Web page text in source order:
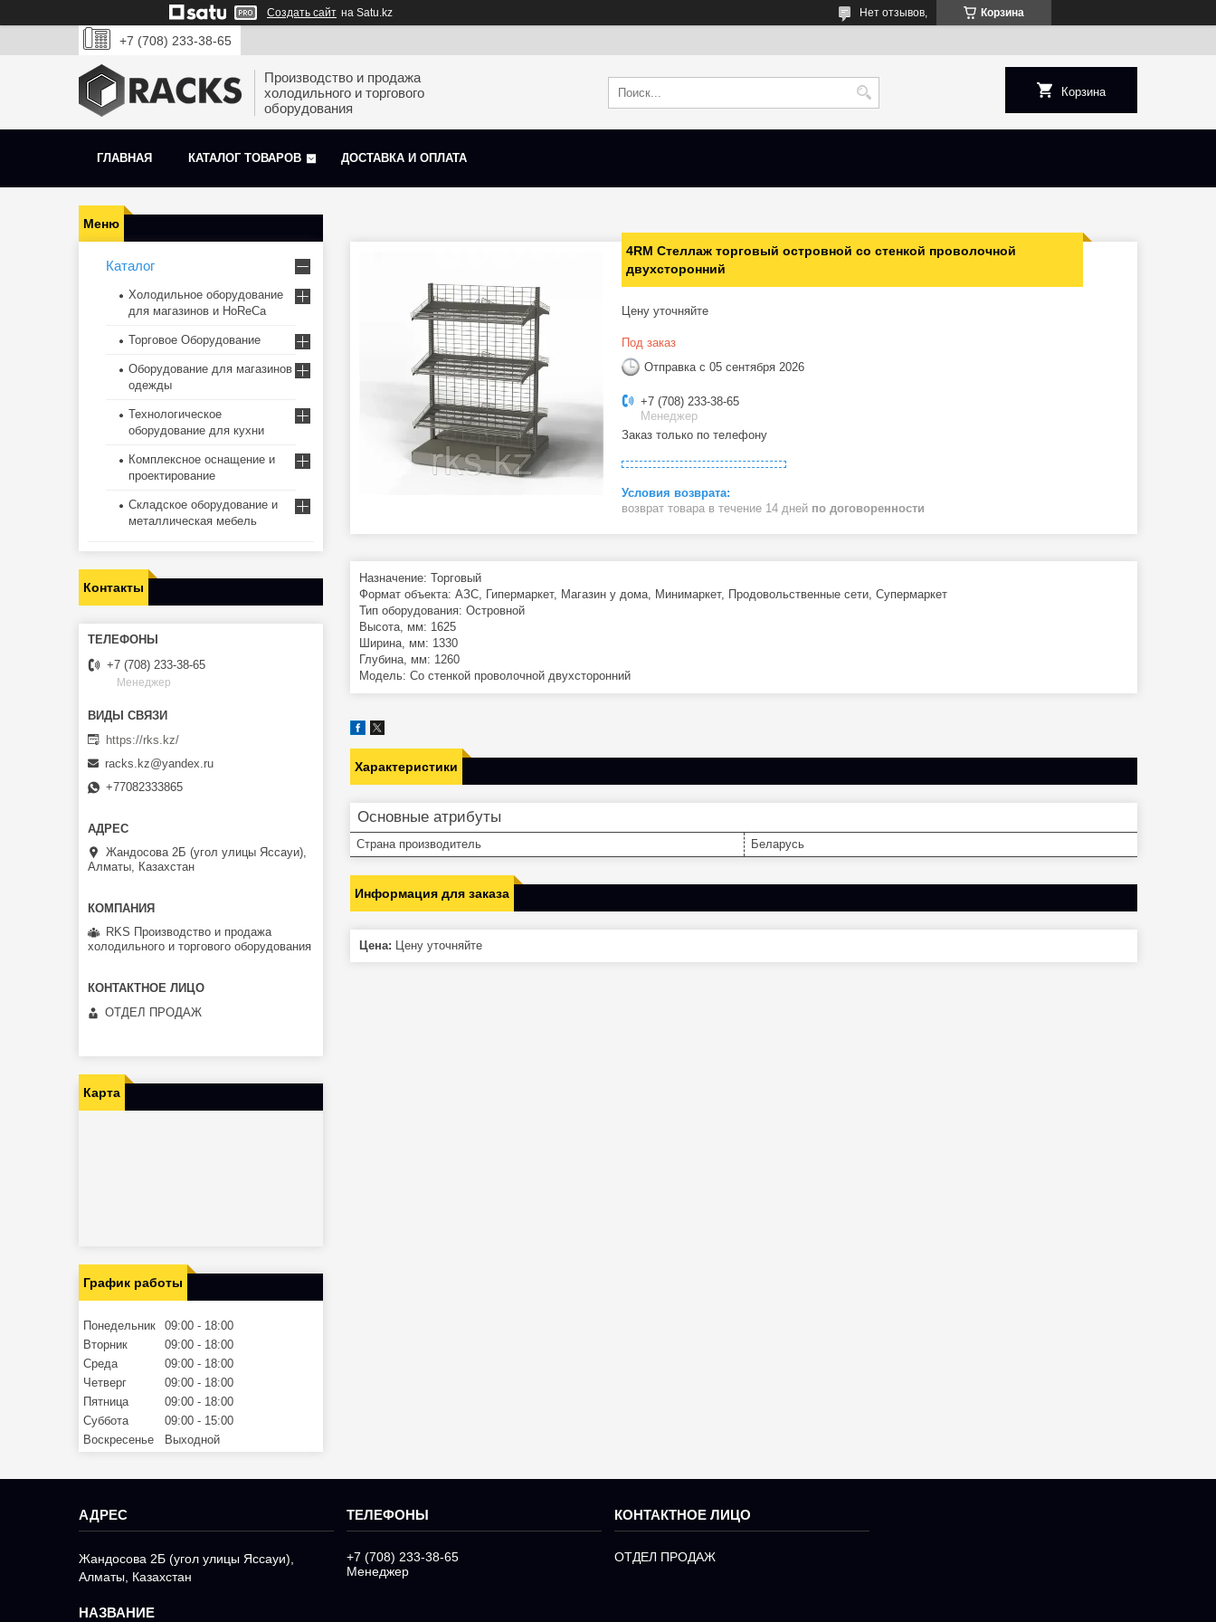
Создать сайт на Satu.kz Корзина
Нет отзывов,
+7 (708) 233-38-65
Производство и продажа
холодильного и торгового
оборудования
Корзина
ГЛАВНАЯ КАТАЛОГ ТОВАРОВ ДОСТАВКА И ОПЛАТА
4RM Стеллаж торговый островной со стенкой проволочной
двухсторонний
Цену уточняйте
Под заказ
Отправка с 05 сентября 2026
+7 (708) 233-38-65
Менеджер
Заказ только по телефону
возврат товара в течение 14 дней по договоренности
Назначение: Торговый
Формат объекта: АЗС, Гипермаркет, Магазин у дома, Минимаркет, Продовольственные сети, Супермаркет
Тип оборудования: Островной
Высота, мм: 1625
Ширина, мм: 1330
Глубина, мм: 1260
Модель: Со стенкой проволочной двухсторонний
Характеристики
Основные атрибуты
Страна производитель Беларусь
Информация для заказа
Цена: Цену уточняйте
Каталог
Холодильное оборудование
для магазинов и HoReCa
Торговое Оборудование
Оборудование для магазинов
одежды
Технологическое
оборудование для кухни
Комплексное оснащение и
проектирование
Складское оборудование и
металлическая мебель
Контакты
+7 (708) 233-38-65
Менеджер
https://rks.kz/
racks.kz@yandex.ru
+77082333865
Жандосова 2Б (угол улицы Яссауи),
Алматы, Казахстан
RKS Производство и продажа
холодильного и торгового оборудования
ОТДЕЛ ПРОДАЖ
Карта
График работы
Понедельник 09:00
18:00
Вторник
09:00
18:00
Среда
09:00
18:00
Четверг
09:00
18:00
Пятница
09:00
18:00
Суббота
09:00
15:00
Воскресенье
Выходной
Жандосова 2Б (угол улицы Яссауи),
Алматы, Казахстан
+7 (708) 233-38-65
Менеджер
ОТДЕЛ ПРОДАЖ